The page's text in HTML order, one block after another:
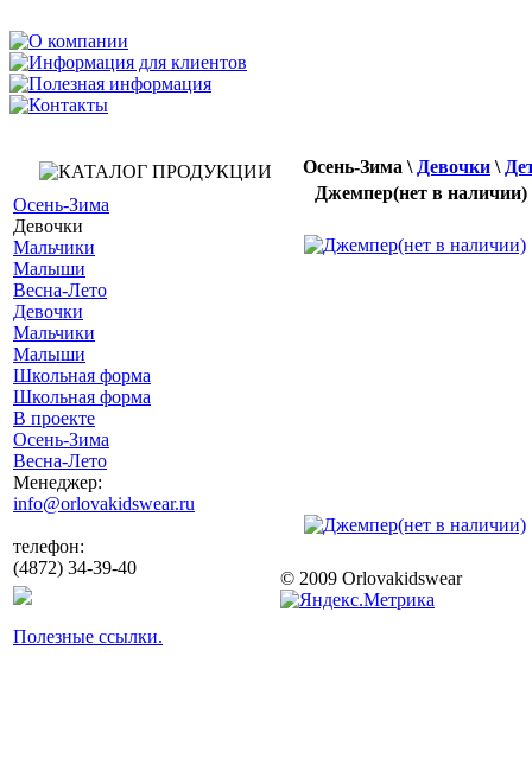
Осень-Зима
Девочки
Мальчики
Малыши
Весна-Лето
Девочки
Мальчики
Малыши
Школьная форма
Школьная форма
В проекте
Осень-Зима
Весна-Лето
Менеджер:
info@orlovakidswear.ru
телефон:
(4872) 34-39-40
Полезные ссылки.
Осень-Зима \ Девочки \
Джемпер(нет в наличии)
© 2009 Orlovakidswear